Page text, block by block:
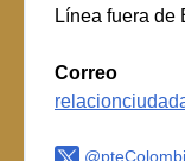
Línea fuera de
Correo